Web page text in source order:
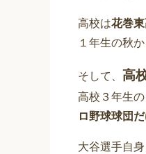
高校は花巻
１年生の秋
そして、 高
高校３年生
ロ野球球団
大谷選手自